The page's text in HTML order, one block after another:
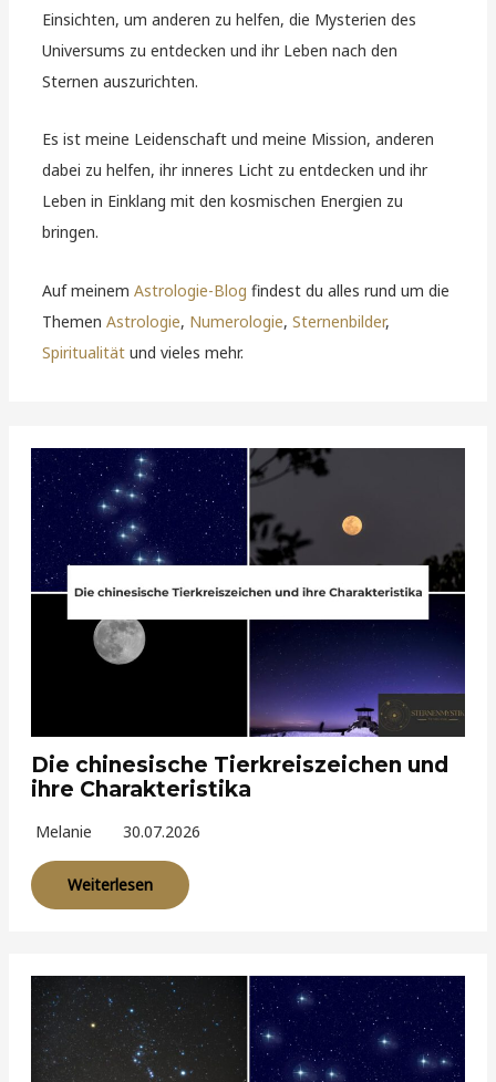
Einsichten, um anderen zu helfen, die Mysterien des
Universums zu entdecken und ihr Leben nach den
Sternen auszurichten.
Es ist meine Leidenschaft und meine Mission, anderen
dabei zu helfen, ihr inneres Licht zu entdecken und ihr
Leben in Einklang mit den kosmischen Energien zu
bringen.
Auf meinemAstrologie-Blog findest du alles rund um die
ThemenAstrologie, Numerologie,Sternenbilder,
Spiritualität und vieles mehr.
Die chinesische Tierkreiszeichen und
ihre Charakteristika
Melanie 30.07.2026
Weiterlesen